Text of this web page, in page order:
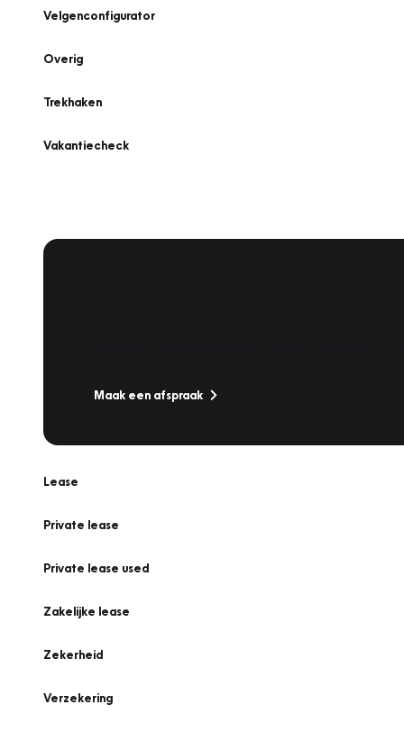
Velgenconfigurator
Overig
Trekhaken
Vakantiecheck
Maak een afspraak
Lease
Private lease
Private lease used
Zakelijke lease
Zekerheid
Verzekering